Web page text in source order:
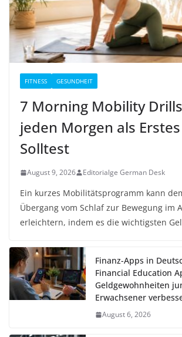
FITNESS GESUNDHEIT
7 Morning Mobility
jeden Morgen als
Solltest
August 9, 2026 Editorialge German Desk
Ein kurzes Mobilitätsprogramm kann
Übergang vom Schlaf zur Bewegung im
erleichtern, indem es die wichtigsten
Finanz-Apps in
Financial Education
Geldgewohnheiten
Erwachsener
August 6, 2026